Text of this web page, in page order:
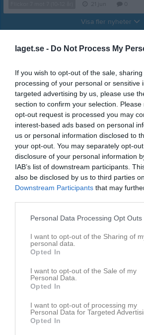
laget.se - Do Not Process My
If you wish to opt-out of the sale,
processing of your personal or sensitive
targeted advertising by us, please use
section to confirm your selection.
opt-out request is processed you may
interest-based ads based on personal
us or personal information disclosed to
your opt-out. You may separately opt-
disclosure of your personal information
IAB’s list of downstream participants.
also be disclosed by us to third parties
Downstream Participants that may
Personal Data Processing Opt Outs
I want to opt-out of the Sharing of
personal data.
Opted In
I want to opt-out of the Sale of my
Personal Data.
Opted In
I want to opt-out of processing my
Personal Data for Targeted
Opted In
Visa fler nyheter
På gång Kalender
Slätta SK Svart (hemma)
Lagfotogtafering